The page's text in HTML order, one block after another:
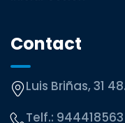
Contact
Luis Briñas, 31
Telf.: 944418563